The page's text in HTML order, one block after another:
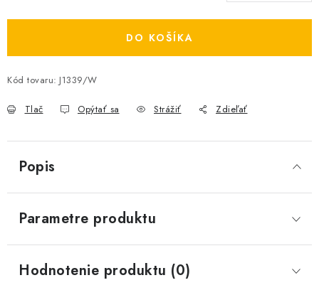
DO KOŠÍKA
Kód tovaru: J1339/W
Tlač Opýtať sa Strážiť Zdieľať
Popis
Parametre produktu
Hodnotenie produktu (0)